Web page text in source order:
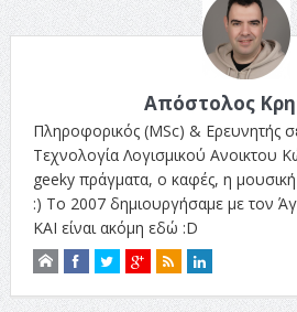
Απόστολος
Πληροφορικός (MSc) & Ερευνητής
Τεχνολογία Λογισμικού Ανοικτου
geeky πράγματα, ο καφές, η
:) Το 2007 δημιουργήσαμε με τον
ΚΑΙ είναι ακόμη εδώ :D